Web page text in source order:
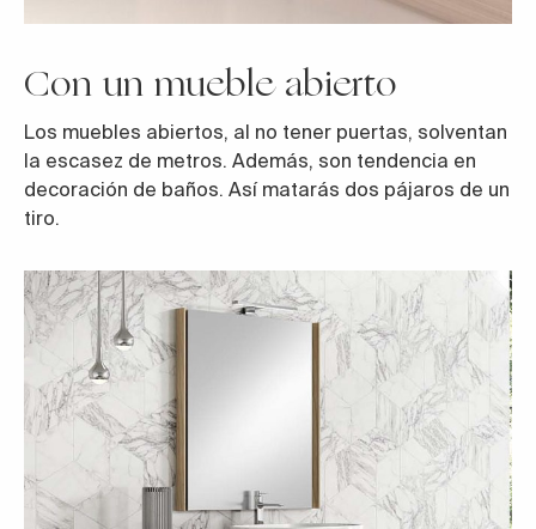
Con un mueble abierto
Los muebles abiertos, al no tener puertas, solventan
la escasez de metros. Además, son tendencia en
decoración de baños. Así matarás dos pájaros de un
tiro.